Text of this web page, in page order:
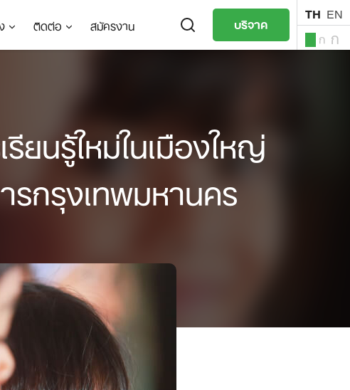
ติดต่อ สมัครงาน บริจาค TH EN
ก ก
ยนรู้ใหม่ในเมืองใหญ่
กรุงเทพมหานคร